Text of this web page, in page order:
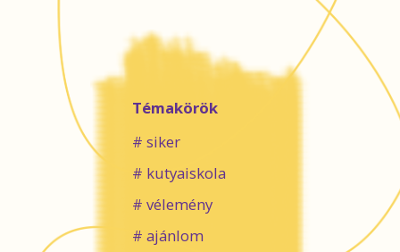
Témakörök
siker
kutyaiskola
vélemény
ajánlom